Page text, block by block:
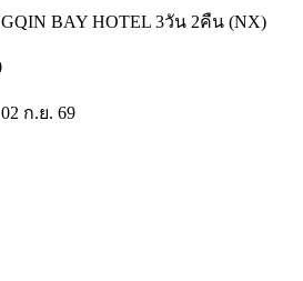
BAY HOTEL 3วัน 2คืน (NX)
ก.ย. 69